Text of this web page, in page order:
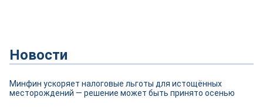
Новости
Минфин ускоряет налоговые льготы для истощённых
месторождений — решение может быть принято осенью